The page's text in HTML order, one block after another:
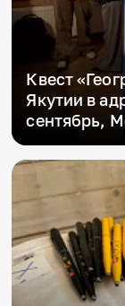
Квест
Якутии в
сентябрь,